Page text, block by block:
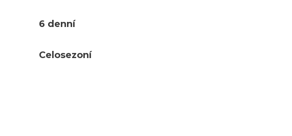
6 denní
Celosezoní